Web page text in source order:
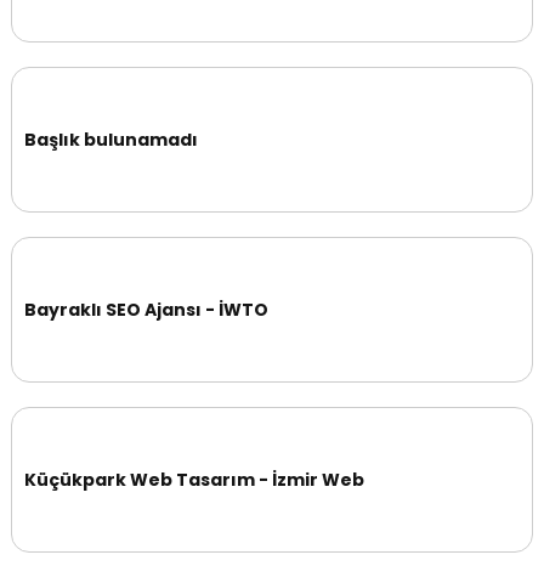
Başlık bulunamadı
Bayraklı SEO Ajansı - İWTO
Küçükpark Web Tasarım - İzmir Web